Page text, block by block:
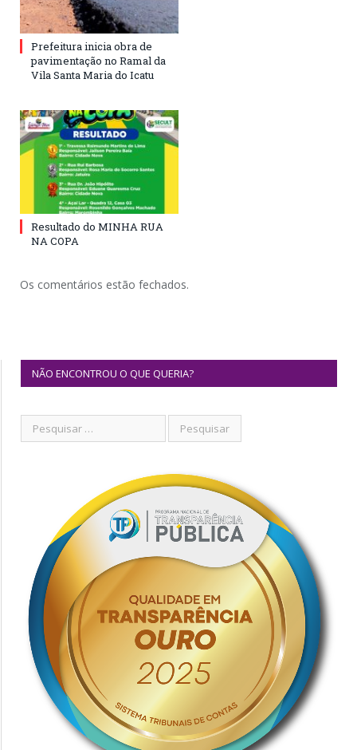
Prefeitura inicia obra de
pavimentação no Ramal da
Vila Santa Maria do Icatu
Resultado do MINHA RUA
NA COPA
Os comentários estão fechados.
NÃO ENCONTROU O QUE QUERIA?